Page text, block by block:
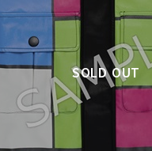
SOLD OUT